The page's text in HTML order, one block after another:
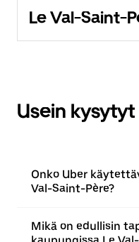
Le Val-Saint-
Usein
Onko Uber
Val-Saint-Père?
Mikä on edullisin